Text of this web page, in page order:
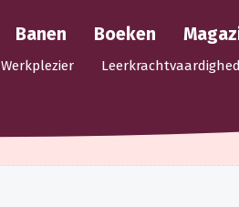
Banen Boeken
Werkplezier